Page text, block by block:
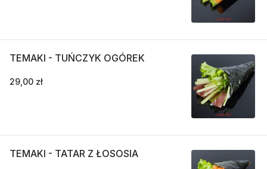
TEMAKI - TUŃCZYK OGÓREK
29,00 zł
TEMAKI - TATAR Z ŁOSOSIA